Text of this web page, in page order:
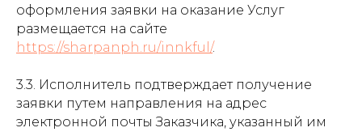
оформления заявки на оказание Услуг
размещается на сайте
https://sharpanph.ru/innkful/.
3.3. Исполнитель подтверждает получение
заявки путем направления на адрес
электронной почты Заказчика, указанный им